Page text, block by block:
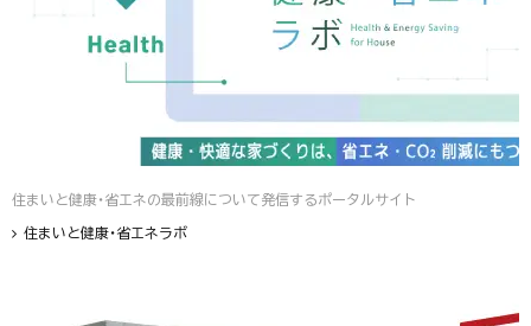
住まいと健康・省エネの最前線について発信するポータルサイト
住まいと健康・省エネラボ